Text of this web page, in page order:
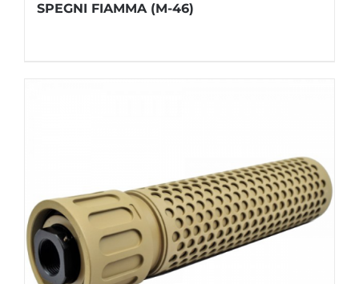
SPEGNI FIAMMA (M-46)